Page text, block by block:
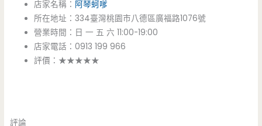
店家名稱： 阿琴蚵嗲
所在地址：334臺灣桃園市八德區廣福路1076號
營業時間：日 一 五 六 11:00-19:00
店家電話：0913 199 966
評價：★★★★★
評論